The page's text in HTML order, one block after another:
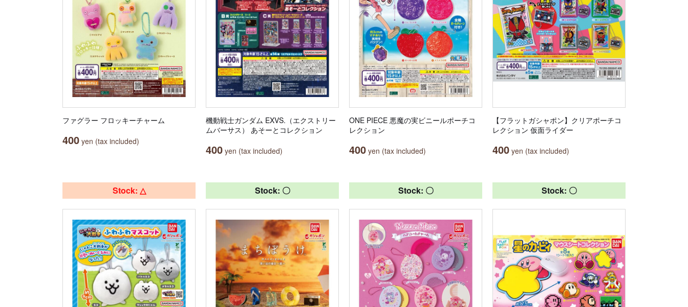
ファグラー フロッキーチャーム
400 yen (tax included)
機動戦士ガンダム EXVS.（エクストリー
ムバーサス） あそーとコレクション
400 yen (tax included)
ONE PIECE 悪魔の実ビニールポーチコ
レクション
400 yen (tax included)
【フラットガシャポン】クリアポーチコ
レクション 仮面ライダー
400 yen (tax included)
Stock: △ Stock: 〇 Stock: 〇 Stock: 〇